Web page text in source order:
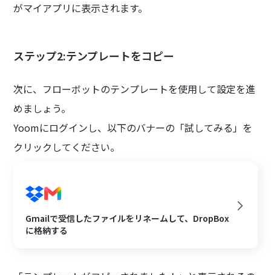
がマイアプリに表示されます。
ステップ2:テンプレートをコピー
次に、フローボットのテンプレートを使用して設定を進
めましょう。
Yoomにログインし、以下のバナーの「試してみる」を
クリックしてください。
Gmailで受信したファイルをリネームして、DropBox
に格納する